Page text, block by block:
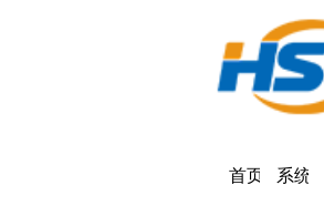
首页 系统
产品 标